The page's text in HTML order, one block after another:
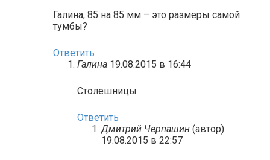
Галина, 85 на 85 мм – это размеры самой
тумбы?
Ответить
Галина 19.08.2015 в 16:44
Столешницы
Ответить
Дмитрий Черпашин (автор)
19.08.2015 в 22:57